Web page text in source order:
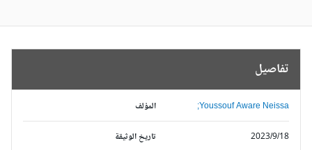
تفاصيل
المؤلف Youssouf Aware Neissa;
تاريخ الوثيقة 2023/9/18